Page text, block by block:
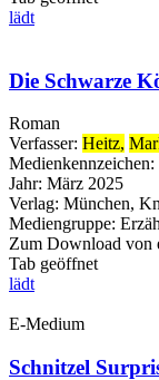
lädt
Die Schwarze
Roman
Verfasser: Heitz,
Medienkennzeichen:
Jahr: März 2025
Verlag: München,
Mediengruppe:
Zum Download von
Tab geöffnet
lädt
E-Medium
Schnitzel